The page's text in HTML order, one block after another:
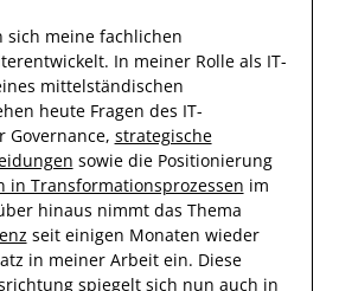
sich meine fachlichen
In meiner Rolle als IT-
mittelständischen
heute Fragen des IT-
Governance, strategische
sowie die Positionierung
in Transformationsprozessen im
hinaus nimmt das Thema
seit einigen Monaten wieder
in meiner Arbeit ein. Diese
spiegelt sich nun auch in